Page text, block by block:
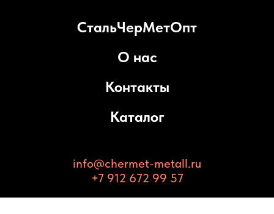
СтальЧерМетОпт
О нас
Контакты
Каталог
info@chermet-metall.ru
+7 912 672 99 57